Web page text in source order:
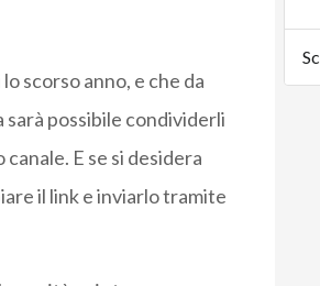
scorso anno, e che da
sarà possibile condividerli
canale. E se si desidera
il link e inviarlo tramite